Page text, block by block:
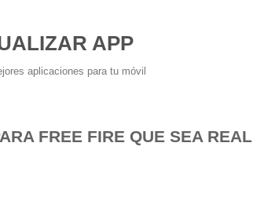
APP
aplicaciones para tu móvil
FREE FIRE QUE SEA REAL